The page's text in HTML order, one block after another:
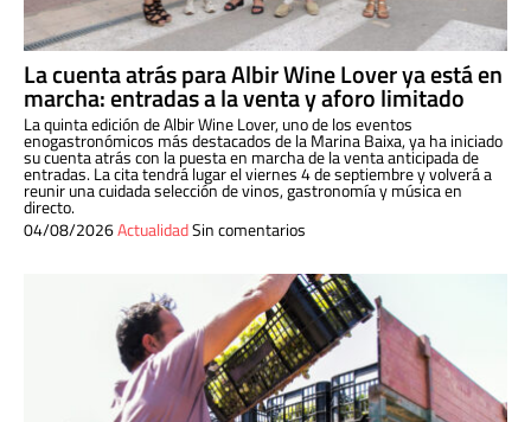
La cuenta atrás para Albir Wine Lover ya está en
marcha: entradas a la venta y aforo limitado
La quinta edición de Albir Wine Lover, uno de los eventos
enogastronómicos más destacados de la Marina Baixa, ya ha iniciado
su cuenta atrás con la puesta en marcha de la venta anticipada de
entradas. La cita tendrá lugar el viernes 4 de septiembre y volverá a
reunir una cuidada selección de vinos, gastronomía y música en
directo.
04/08/2026ActualidadSin comentarios